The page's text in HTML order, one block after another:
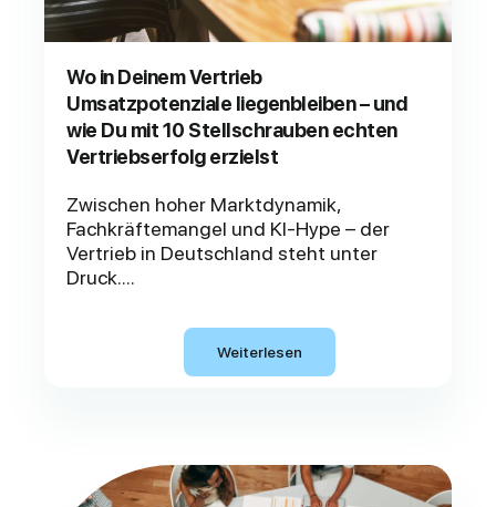
Wo in Deinem Vertrieb
Umsatzpotenziale liegenbleiben – und
wie Du mit 10 Stellschrauben echten
Vertriebserfolg erzielst
Zwischen hoher Marktdynamik,
Fachkräftemangel und KI-Hype – der
Vertrieb in Deutschland steht unter
Druck....
Weiterlesen